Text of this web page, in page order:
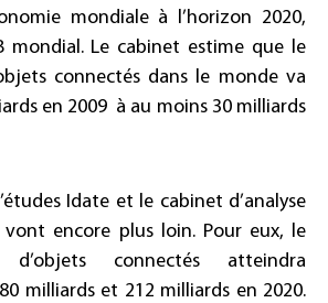
mondiale à l’horizon 2020,
mondial. Le cabinet estime que le
connectés dans le monde va
en 2009 à au moins 30 milliards
Idate et le cabinet d’analyse
vont encore plus loin. Pour eux, le
connectés atteindra
milliards et 212 milliards en 2020.